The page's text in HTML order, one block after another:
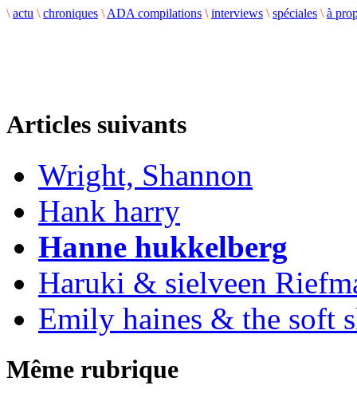
\ actu \ chroniques \ ADA compilations \ interviews \ spéciales \ à
Articles suivants
Wright, Shannon
Hank harry
Hanne hukkelberg
Haruki & sielveen
Emily haines & the soft
Même rubrique